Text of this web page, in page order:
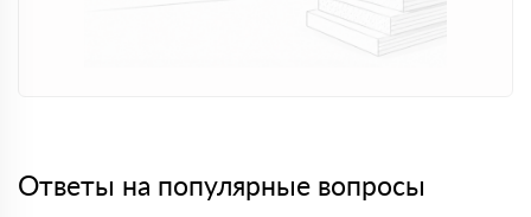
Ответы на популярные вопросы